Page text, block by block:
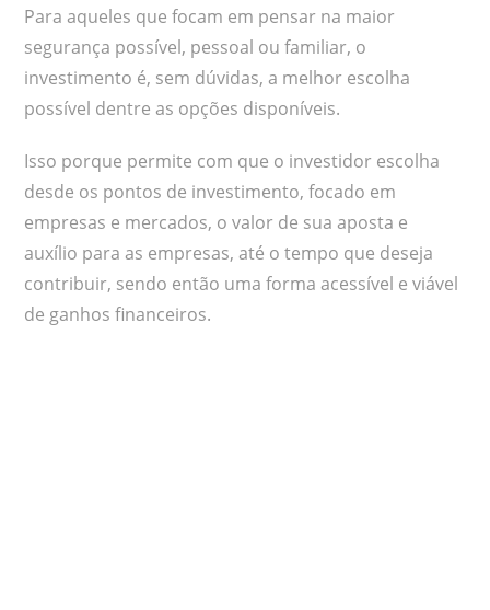
Para aqueles que focam em pensar na maior
segurança possível, pessoal ou familiar, o
investimento é, sem dúvidas, a melhor escolha
possível dentre as opções disponíveis.
Isso porque permite com que o investidor escolha
desde os pontos de investimento, focado em
empresas e mercados, o valor de sua aposta e
auxílio para as empresas, até o tempo que deseja
contribuir, sendo então uma forma acessível e viável
de ganhos financeiros.